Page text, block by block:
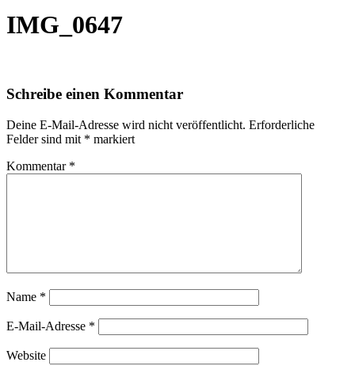
IMG_0647
Schreibe einen Kommentar
Deine E-Mail-Adresse wird nicht veröffentlicht. Erforderliche
Felder sind mit * markiert
Kommentar *
Name *
E-Mail-Adresse *
Website